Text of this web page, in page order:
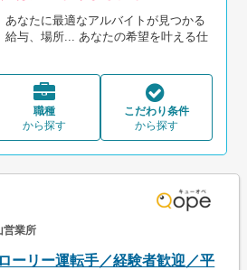
あなたに最適なアルバイトが見つかる
給与、場所... あなたの希望を叶える仕
職種
から探す
こだわり条件
から探す
営業所
ローリー運転手／経験者歓迎／平